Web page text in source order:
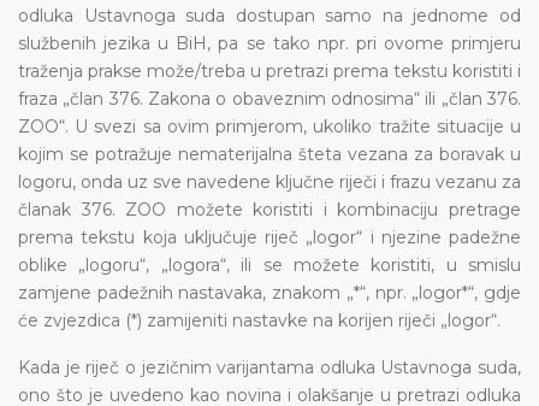
odluka Ustavnoga suda dostupan samo na jednome od
službenih jezika u BiH, pa se tako npr. pri ovome primjeru
traženja prakse može/treba u pretrazi prema tekstu koristiti i
fraza „član 376. Zakona o obaveznim odnosima“ ili „član 376.
ZOO“. U svezi sa ovim primjerom, ukoliko tražite situacije u
kojim se potražuje nematerijalna šteta vezana za boravak u
logoru, onda uz sve navedene ključne riječi i frazu vezanu za
članak 376. ZOO možete koristiti i kombinaciju pretrage
prema tekstu koja uključuje riječ „logor“ i njezine padežne
oblike „logoru“, „logora“, ili se možete koristiti, u smislu
zamjene padežnih nastavaka, znakom „*“, npr. „logor*“, gdje
će zvjezdica (*) zamijeniti nastavke na korijen riječi „logor“.
Kada je riječ o jezičnim varijantama odluka Ustavnoga suda,
ono što je uvedeno kao novina i olakšanje u pretrazi odluka